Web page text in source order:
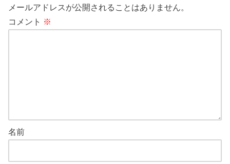
メールアドレスが公開されることはありません。
コメント ※
名前